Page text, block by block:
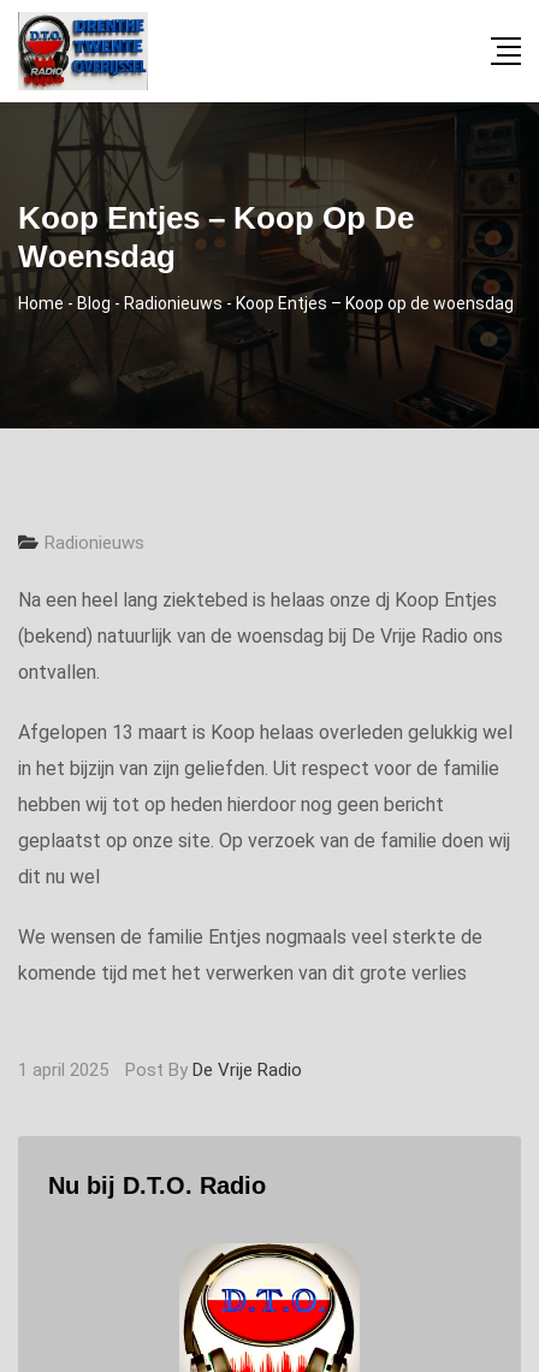
Koop Entjes – Koop Op De
Woensdag
Home - Blog - Radionieuws-Koop Entjes – Koop op de woensdag
Radionieuws
Na een heel lang ziektebed is helaas onze dj Koop Entjes
(bekend) natuurlijk van de woensdag bij De Vrije Radio ons
ontvallen.
Afgelopen 13 maart is Koop helaas overleden gelukkig wel
in het bijzijn van zijn geliefden. Uit respect voor de familie
hebben wij tot op heden hierdoor nog geen bericht
geplaatst op onze site. Op verzoek van de familie doen wij
dit nu wel
We wensen de familie Entjes nogmaals veel sterkte de
komende tijd met het verwerken van dit grote verlies
1 april 2025 Post By De Vrije Radio
Nu bij D.T.O. Radio